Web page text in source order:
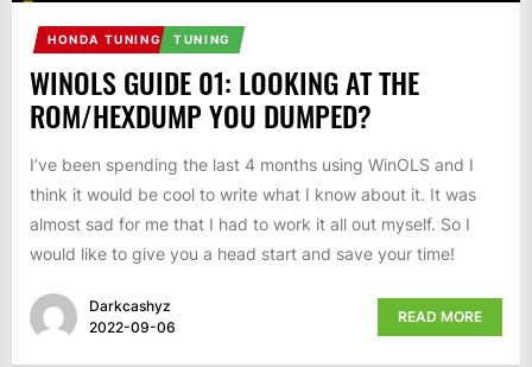
HONDA TUNING TUNING
WINOLS GUIDE 01: LOOKING AT THE
ROM/HEXDUMP YOU DUMPED?
I’ve been spending the last 4 months using WinOLS and I
think it would be cool to write what I know about it. It was
almost sad for me that I had to work it all out myself. So I
would like to give you a head start and save your time!
Darkcashyz
2022-09-06
READ MORE